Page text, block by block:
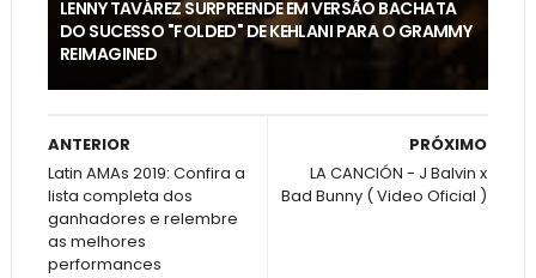
LENNY TAVÁREZ SURPREENDE EM VERSÃO BACHATA
DO SUCESSO "FOLDED" DE KEHLANI PARA O GRAMMY
REIMAGINED
PRÓXIMO
LA CANCIÓN - J Balvin x
Bad Bunny ( Video Oficial )
ANTERIOR
Latin AMAs 2019: Confira a
lista completa dos
ganhadores e relembre
as melhores
performances